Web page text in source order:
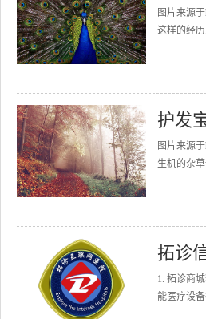
图片来源
这样的经历
护发
图片来源
生机的杂
拓诊
1. 拓诊商
能医疗设